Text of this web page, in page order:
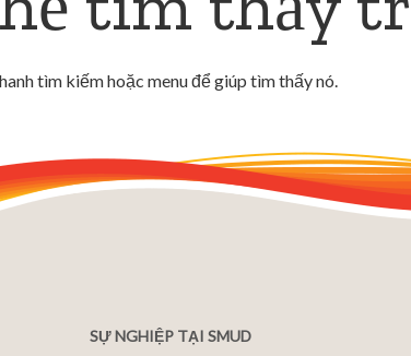
tìm kiếm hoặc menu để giúp tìm thấy nó.
SỰ NGHIỆP TẠI SMUD